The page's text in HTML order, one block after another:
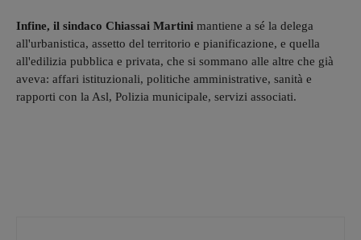
Infine, il sindaco Chiassai Martini mantiene a sé la delega
all'urbanistica, assetto del territorio e pianificazione, e quella
all'edilizia pubblica e privata, che si sommano alle altre che già
aveva: affari istituzionali, politiche amministrative, sanità e
rapporti con la Asl, Polizia municipale, servizi associati.